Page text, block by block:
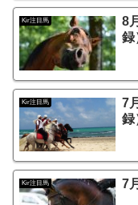
Kir注目馬
8
録
Kir注目馬
7
録
Kir注目馬 7